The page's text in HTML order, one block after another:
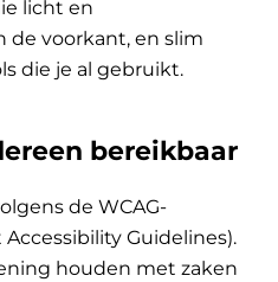
licht en
de voorkant, en slim
die je al gebruikt.
bereikbaar
de WCAG-
Guidelines).
houden met zaken